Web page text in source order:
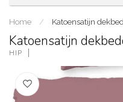
Home / Katoensatijn
Katoensatijn
HIP